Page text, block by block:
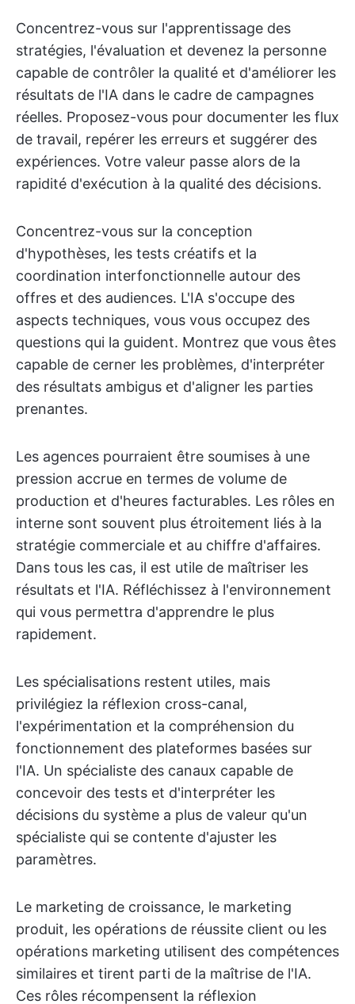
Concentrez-vous sur l'apprentissage des
stratégies, l'évaluation et devenez la personne
capable de contrôler la qualité et d'améliorer les
résultats de l'IA dans le cadre de campagnes
réelles. Proposez-vous pour documenter les flux
de travail, repérer les erreurs et suggérer des
expériences. Votre valeur passe alors de la
rapidité d'exécution à la qualité des décisions.
Concentrez-vous sur la conception
d'hypothèses, les tests créatifs et la
coordination interfonctionnelle autour des
offres et des audiences. L'IA s'occupe des
aspects techniques, vous vous occupez des
questions qui la guident. Montrez que vous êtes
capable de cerner les problèmes, d'interpréter
des résultats ambigus et d'aligner les parties
prenantes.
Les agences pourraient être soumises à une
pression accrue en termes de volume de
production et d'heures facturables. Les rôles en
interne sont souvent plus étroitement liés à la
stratégie commerciale et au chiffre d'affaires.
Dans tous les cas, il est utile de maîtriser les
résultats et l'IA. Réfléchissez à l'environnement
qui vous permettra d'apprendre le plus
rapidement.
Les spécialisations restent utiles, mais
privilégiez la réflexion cross-canal,
l'expérimentation et la compréhension du
fonctionnement des plateformes basées sur
l'IA. Un spécialiste des canaux capable de
concevoir des tests et d'interpréter les
décisions du système a plus de valeur qu'un
spécialiste qui se contente d'ajuster les
paramètres.
Le marketing de croissance, le marketing
produit, les opérations de réussite client ou les
opérations marketing utilisent des compétences
similaires et tirent parti de la maîtrise de l'IA.
Ces rôles récompensent la réflexion